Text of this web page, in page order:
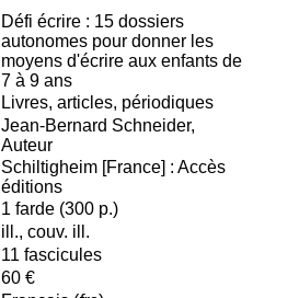
Défi écrire : 15 dossiers
autonomes pour donner les
moyens d'écrire aux enfants de
7 à 9 ans
Livres, articles, périodiques
Jean-Bernard Schneider,
Auteur
Schiltigheim [France] : Accès
éditions
1 farde (300 p.)
ill., couv. ill.
11 fascicules
60 €